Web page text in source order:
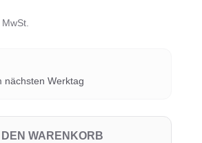
nächsten Werktag
DEN WARENKORB